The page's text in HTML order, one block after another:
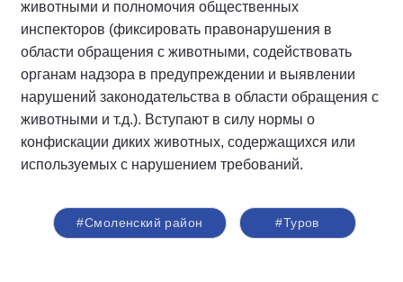
животными и полномочия общественных
инспекторов (фиксировать правонарушения в
области обращения с животными, содействовать
органам надзора в предупреждении и выявлении
нарушений законодательства в области обращения с
животными и т.д.). Вступают в силу нормы о
конфискации диких животных, содержащихся или
используемых с нарушением требований.
#Смоленский район #Туров